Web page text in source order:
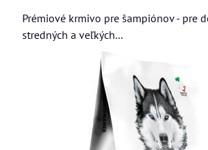
Prémiové krmivo pre šampiónov - pre
stredných a veľkých...